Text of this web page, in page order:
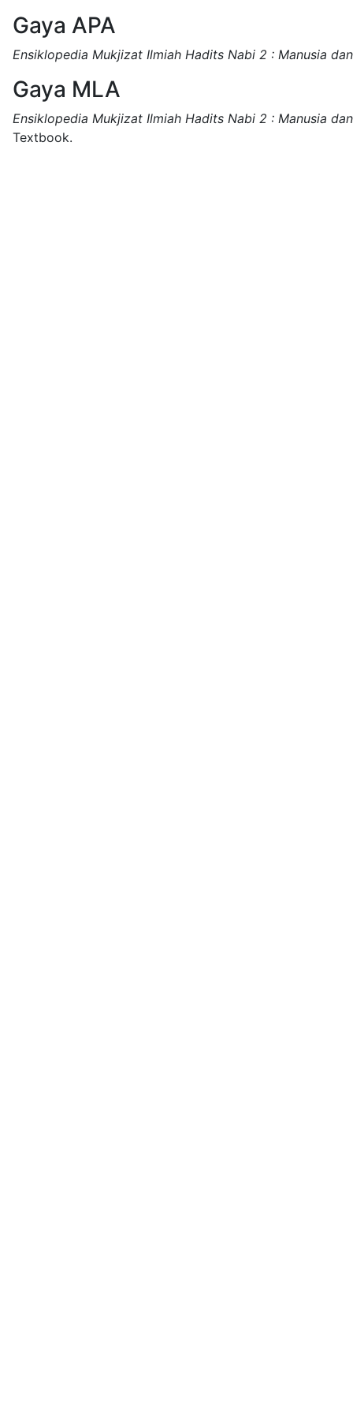
Gaya APA
Ensiklopedia Mukjizat Ilmiah Hadits Nabi 2 : Manusia
Gaya MLA
Ensiklopedia Mukjizat Ilmiah Hadits Nabi 2 : Manusia
Textbook.